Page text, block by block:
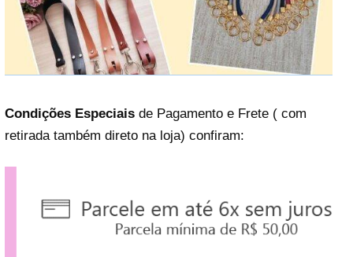
Condições Especiais de Pagamento e Frete ( com
retirada também direto na loja) confiram: